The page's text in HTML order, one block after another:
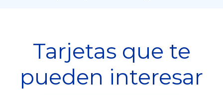
Tarjetas que te
pueden interesar